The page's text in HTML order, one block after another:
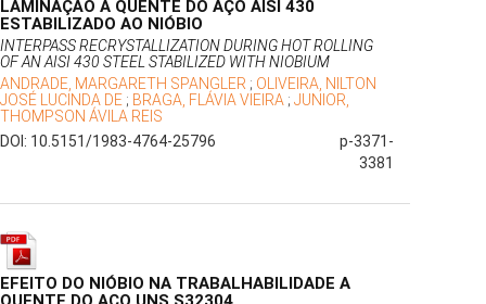
LAMINAÇÃO A QUENTE DO AÇO AISI 430
ESTABILIZADO AO NIÓBIO
INTERPASS RECRYSTALLIZATION DURING HOT ROLLING
OF AN AISI 430 STEEL STABILIZED WITH NIOBIUM
ANDRADE, MARGARETH SPANGLER ; OLIVEIRA, NILTON
JOSÉ LUCINDA DE ; BRAGA, FLÁVIA VIEIRA ; JUNIOR,
THOMPSON ÁVILA REIS
DOI: 10.5151/1983-4764-25796
p-3371-
3381
EFEITO DO NIÓBIO NA TRABALHABILIDADE A